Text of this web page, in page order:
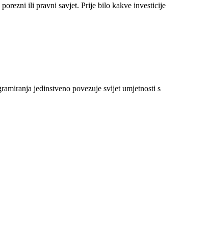
ili pravni savjet. Prije bilo kakve investicije
jedinstveno povezuje svijet umjetnosti s